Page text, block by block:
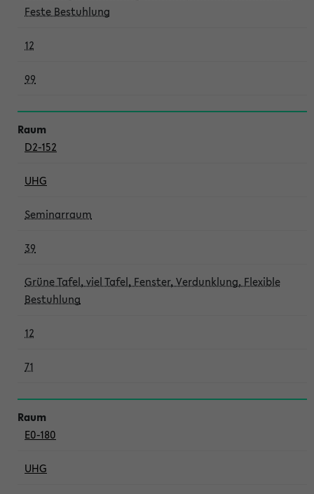
Feste Bestuhlung
12
99
D2-152
UHG
Seminarraum
39
Grüne Tafel, viel Tafel, Fenster, Verdunklung, Flexible
Bestuhlung
12
71
E0-180
UHG